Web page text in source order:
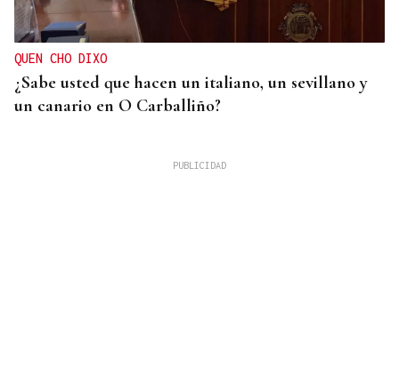
QUEN CHO DIXO
¿Sabe usted que hacen un italiano, un sevillano y
un canario en O Carballiño?